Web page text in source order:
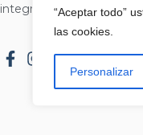
“Aceptar todo”
las cookies.
Personalizar
integrales para tu